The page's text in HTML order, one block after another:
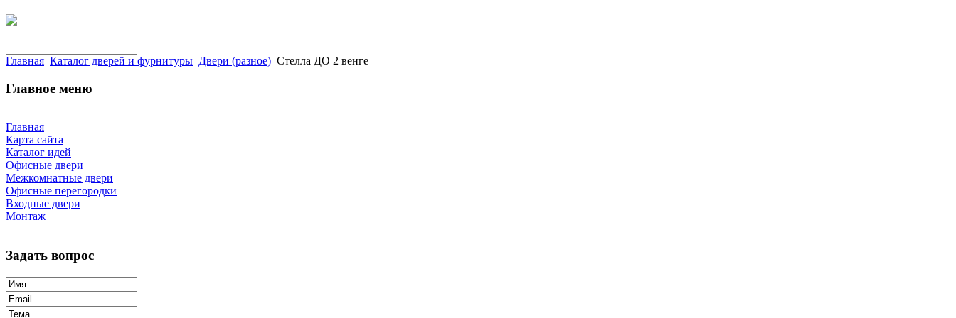
Главная Каталог дверей и фурнитуры Двери (разное) Стелла ДО 2 венге
Главное меню
Главная
Карта сайта
Каталог идей
Офисные двери
Межкомнатные двери
Офисные перегородки
Входные двери
Монтаж
Задать вопрос